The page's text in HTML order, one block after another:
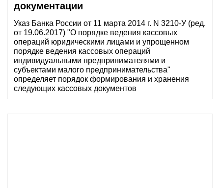
документации
Указ Банка России от 11 марта 2014 г. N 3210-У (ред.
от 19.06.2017) "О порядке ведения кассовых
операций юридическими лицами и упрощенном
порядке ведения кассовых операций
индивидуальными предпринимателями и
субъектами малого предпринимательства"
определяет порядок формирования и хранения
следующих кассовых документов